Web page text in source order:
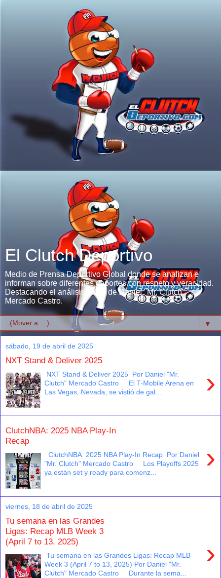
El Clutch Deportivo
Medio de Prensa Deportivo Global donde se analizan e
informan sobre diferentes deportes con respeto y veracidad.
Destacando el análisis único de Daniel "Mr. Clutch"
Mercado Castro.
▼
sábado, 19 de abril de 2025
NXT Stand & Deliver 2025
›
NXT Stand & Deliver 2025 Por Daniel "Mr.
Clutch" Mercado Castro El T-Mobile Arena en
Las Vegas, Nevada, se vistió de gal...
ClutchNBA: 2025 NBA Play-In
Recap
›
ClutchNBA: 2025 NBA Play-In Recap Por Daniel
"Mr. Clutch" Mercado Castro Los Playoffs 2025
ya están set y ready para comenz...
viernes, 18 de abril de 2025
Tu semana en las Grandes
Ligas: Recap MLB Week 3
(April 7 to 13, 2025)
›
Tu semana en las Grandes Ligas: Recap MLB
Week 3 (April 7 to 13, 2025) Por Daniel "Mr.
Clutch" Mercado Castro Durante la sema...